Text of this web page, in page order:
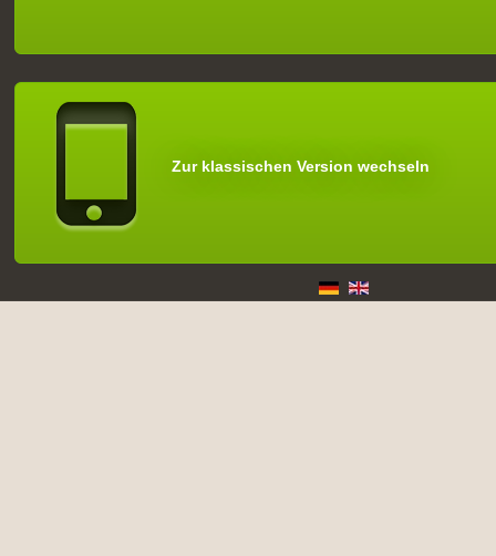
Zur klassischen Version wechseln